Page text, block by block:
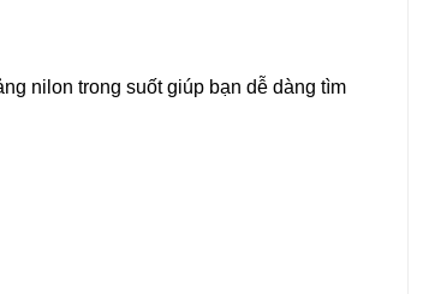
nilon trong suốt giúp bạn dễ dàng tìm